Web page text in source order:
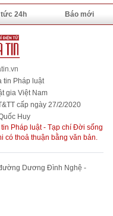
tức 24h Báo mới
tin Pháp luật
gia Việt Nam
cấp ngày 27/2/2020
Huy
Pháp luật - Tạp chí Đời sống
thoả thuận bằng văn bản.
Dương Đình Nghệ -